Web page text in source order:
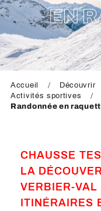
EN
Accueil Découvrir
Activités sportives
Randonnée en
CHAUSSE
LA
VERBIER-VAL
ITINÉRAIRES